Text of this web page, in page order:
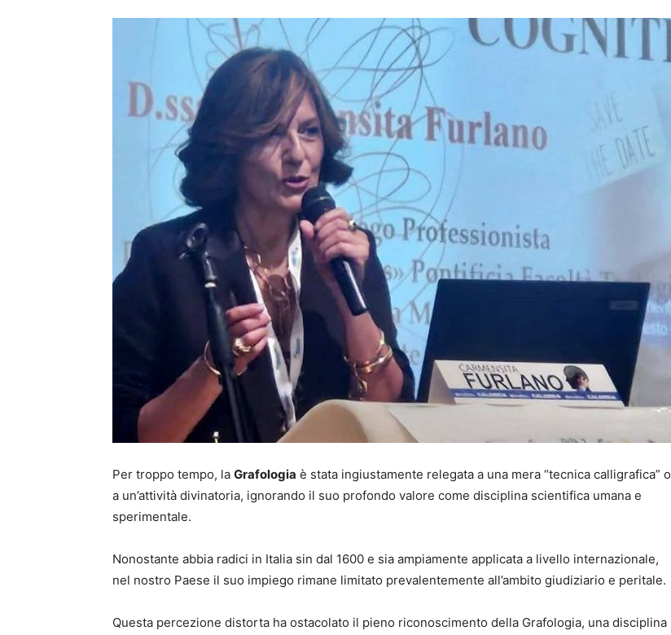
Per troppo tempo, la Grafologia è stata ingiustamente relegata a una mera “tecnica calligrafica” o
a un’attività divinatoria, ignorando il suo profondo valore come disciplina scientifica umana e
sperimentale.
Nonostante abbia radici in Italia sin dal 1600 e sia ampiamente applicata a livello internazionale,
nel nostro Paese il suo impiego rimane limitato prevalentemente all’ambito giudiziario e peritale.
Questa percezione distorta ha ostacolato il pieno riconoscimento della Grafologia, una disciplina